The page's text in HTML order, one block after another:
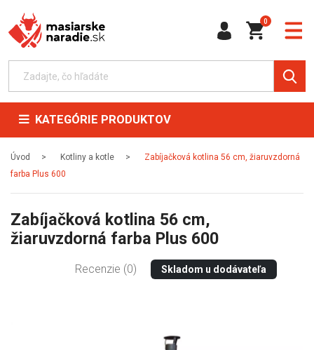
0
KATEGÓRIE PRODUKTOV
Úvod Kotliny a kotle
Zabíjačková kotlina 56 cm, žiaruvzdorná
farba Plus 600
Zabíjačková kotlina 56 cm,
žiaruvzdorná farba Plus 600
Recenzie (0) Skladom u dodávateľa